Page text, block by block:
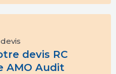
devis RC
AMO Audit